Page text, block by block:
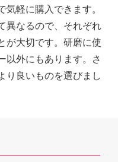
軽に購入できます。
異なるので、それぞれ
が大切です。研磨に使
以外にもあります。さ
り良いものを選びまし